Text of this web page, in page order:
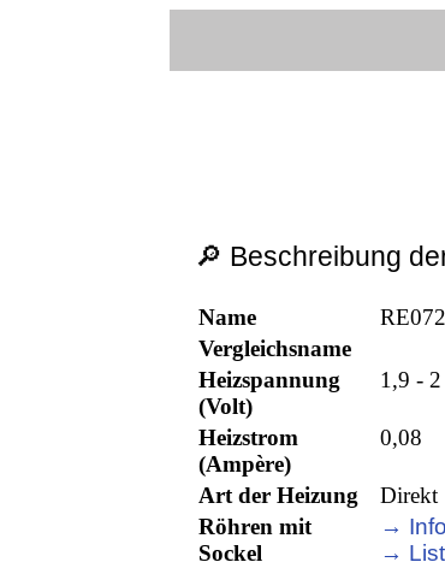
🔎 Beschreibung
Name
Vergleichsname
Heizspannung
(Volt)
1,9 - 2
Heizstrom
(Ampère)
0,08
Art der Heizung
Direkt
Röhren mit
Sockel
→
→